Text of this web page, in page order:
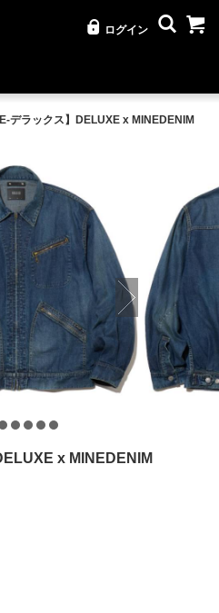
ログイン
デラックス】DELUXE x MINEDENIM
x MINEDENIM